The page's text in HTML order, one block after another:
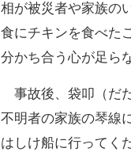
相が被災者や家族の
食にチキンを食べた
分かち合う心が足ら
事故後、袋叩（だ
不明者の家族の琴線
はしけ船に行ってく